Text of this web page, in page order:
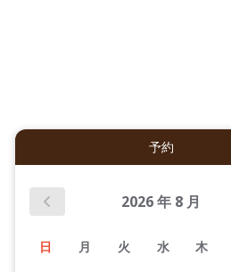
予約
2026年 8 月
日 月 火 水 木